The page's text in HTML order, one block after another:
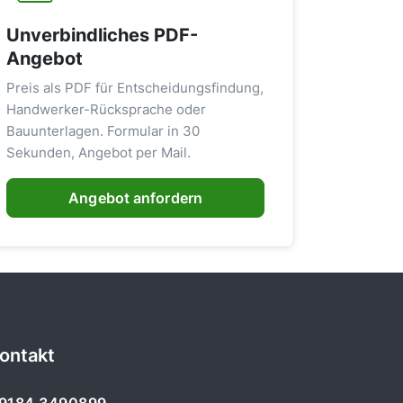
Unverbindliches PDF-
Angebot
Preis als PDF für Entscheidungsfindung,
Handwerker-Rücksprache oder
Bauunterlagen. Formular in 30
Sekunden, Angebot per Mail.
Angebot anfordern